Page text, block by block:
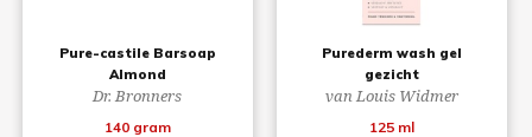
Pure-castile Barsoap
Almond
Dr. Bronners
140 gram
Purederm wash gel
gezicht
van Louis Widmer
125 ml